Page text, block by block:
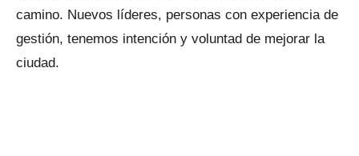
camino. Nuevos líderes, personas con experiencia de
gestión, tenemos intención y voluntad de mejorar la
ciudad.